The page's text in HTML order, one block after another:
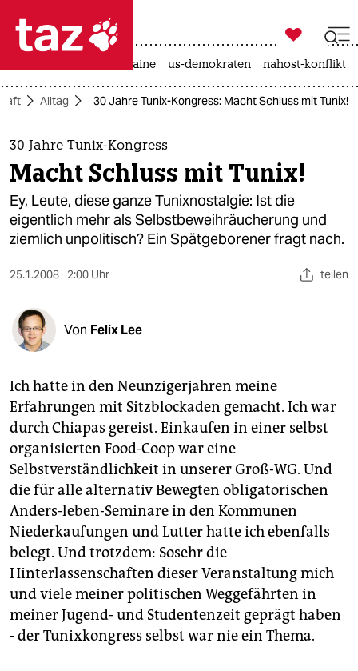
 taz zahl ich
taz zahl ich
themen
politik
öko
gesellschaft
sport
nord
wahrheit
verlag
verlag
veranstaltungen
shop
fragen & hilfe
unterstützen

taz zahl ich
krieg in der ukraine us-demokraten nahost-konflikt
Alltag 30 Jahre Tunix-Kongress: Macht Schluss mit Tunix!
30 Jahre Tunix-Kongress
Macht Schluss mit Tunix!
Ey, Leute, diese ganze Tunixnostalgie: Ist die
eigentlich mehr als Selbstbeweihräucherung und
ziemlich unpolitisch? Ein Spätgeborener fragt nach.
25.1.2008 2:00 Uhr teilen
Von Felix Lee
Ich hatte in den Neunzigerjahren meine
Erfahrungen mit Sitzblockaden gemacht. Ich war
durch Chiapas gereist. Einkaufen in einer selbst
organisierten Food-Coop war eine
Selbstverständlichkeit in unserer Groß-WG. Und
die für alle alternativ Bewegten obligatorischen
Anders-leben-Seminare in den Kommunen
Niederkaufungen und Lutter hatte ich ebenfalls
belegt. Und trotzdem: Sosehr die
Hinterlassenschaften dieser Veranstaltung mich
und viele meiner politischen Weggefährten in
meiner Jugend- und Studentenzeit geprägt haben
- der Tunixkongress selbst war nie ein Thema.